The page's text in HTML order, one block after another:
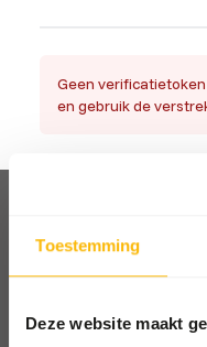
Toestemming
Deze website maakt
Geen
en gebruik de
Locaties